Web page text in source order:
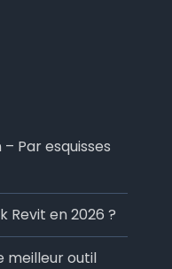
Par esquisses
Revit en 2026 ?
meilleur outil